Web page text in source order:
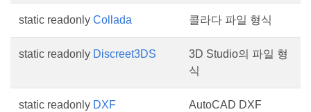
static readonly Collada 콜라다 파일 형식
static readonly Discreet3DS
3D Studio의 파일 형
식
static readonly DXF AutoCAD DXF